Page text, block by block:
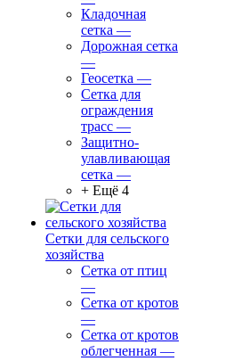
Кладочная
сетка —
Дорожная сетка
—
Геосетка —
Сетка для
ограждения
трасс —
Защитно-
улавливающая
сетка —
+ Ещё 4
Сетки для сельского
хозяйства
Сетка от птиц
—
Сетка от кротов
—
Сетка от кротов
облегченная —